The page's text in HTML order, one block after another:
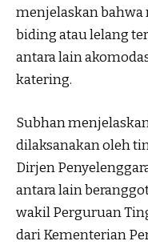
menjelaskan
biding atau lelang
antara lain
katering.
Subhan
dilaksanakan oleh
Dirjen
antara lain
wakil Perguruan
dari Kementerian